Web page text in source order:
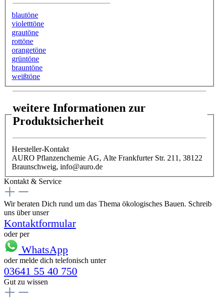
blautöne
violetttöne
grautöne
rottöne
orangetöne
grüntöne
brauntöne
weißtöne
weitere Informationen zur
Produktsicherheit
Hersteller-Kontakt
AURO Pflanzenchemie AG, Alte Frankfurter Str. 211, 38122
Braunschweig, info@auro.de
Kontakt & Service
Wir beraten Dich rund um das Thema ökologisches Bauen. Schreib
uns über unser
Kontaktformular
oder per
WhatsApp
oder melde dich telefonisch unter
03641 55 40 750
Gut zu wissen